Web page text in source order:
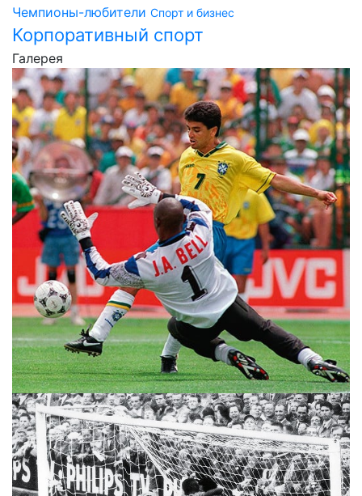
Чемпионы-любители Спорт и бизнес
Корпоративный спорт
Галерея